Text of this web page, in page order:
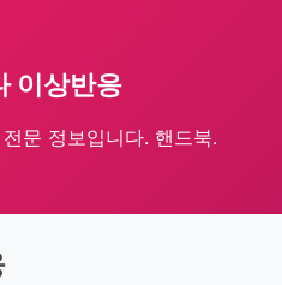
이상반응
문 정보입니다. 핸드북.